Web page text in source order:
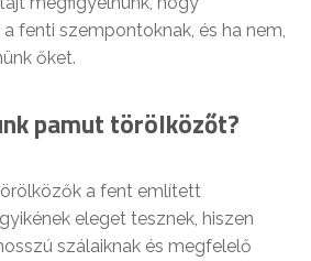
fenti szempontoknak, és ha nem,
őket.
pamut törölközőt?
a fent említett
eleget tesznek, hiszen
szálaiknak és megfelelő